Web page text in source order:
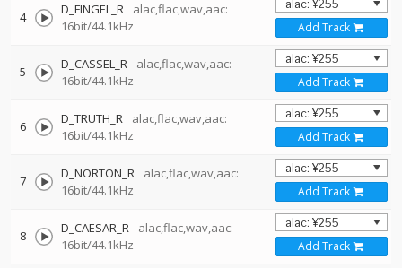
4 D_FINGEL_R
alac,flac,wav,aac:
16bit/44.1kHz
Add Track
5 D_CASSEL_R
alac,flac,wav,aac:
16bit/44.1kHz
Add Track
6 D_TRUTH_R
alac,flac,wav,aac:
16bit/44.1kHz
Add Track
7 D_NORTON_R
alac,flac,wav,aac:
16bit/44.1kHz
Add Track
8 D_CAESAR_R
alac,flac,wav,aac:
16bit/44.1kHz
Add Track